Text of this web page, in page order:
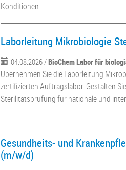
Konditionen.
Laborleitung Mikrobiologie
04.08.2026 /BioChem Labor für
Übernehmen Sie die Laborleitung
zertifizierten Auftragslabor. Gestalten
Sterilitätsprüfung für nationale und
Gesundheits- und
(m/w/d)